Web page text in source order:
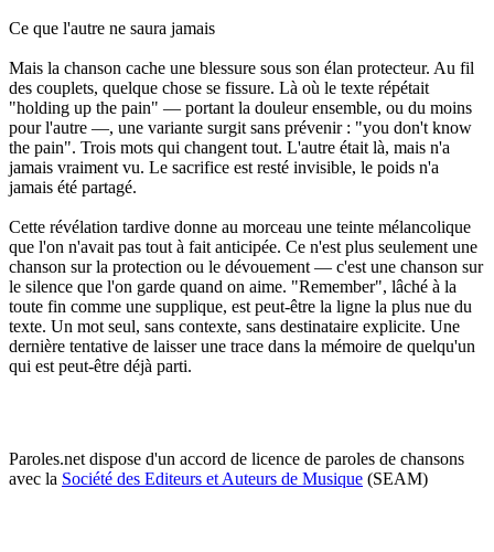
Ce que l'autre ne saura jamais
Mais la chanson cache une blessure sous son élan protecteur. Au fil
des couplets, quelque chose se fissure. Là où le texte répétait
"holding up the pain" — portant la douleur ensemble, ou du moins
pour l'autre —, une variante surgit sans prévenir : "you don't know
the pain". Trois mots qui changent tout. L'autre était là, mais n'a
jamais vraiment vu. Le sacrifice est resté invisible, le poids n'a
jamais été partagé.
Cette révélation tardive donne au morceau une teinte mélancolique
que l'on n'avait pas tout à fait anticipée. Ce n'est plus seulement une
chanson sur la protection ou le dévouement — c'est une chanson sur
le silence que l'on garde quand on aime. "Remember", lâché à la
toute fin comme une supplique, est peut-être la ligne la plus nue du
texte. Un mot seul, sans contexte, sans destinataire explicite. Une
dernière tentative de laisser une trace dans la mémoire de quelqu'un
qui est peut-être déjà parti.
Paroles.net dispose d'un accord de licence de paroles de chansons
avec la Société des Editeurs et Auteurs de Musique (SEAM)